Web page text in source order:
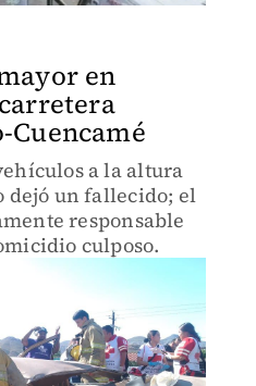
en
Cuencamé
a la altura
dejó un fallecido; el
responsable
culposo.